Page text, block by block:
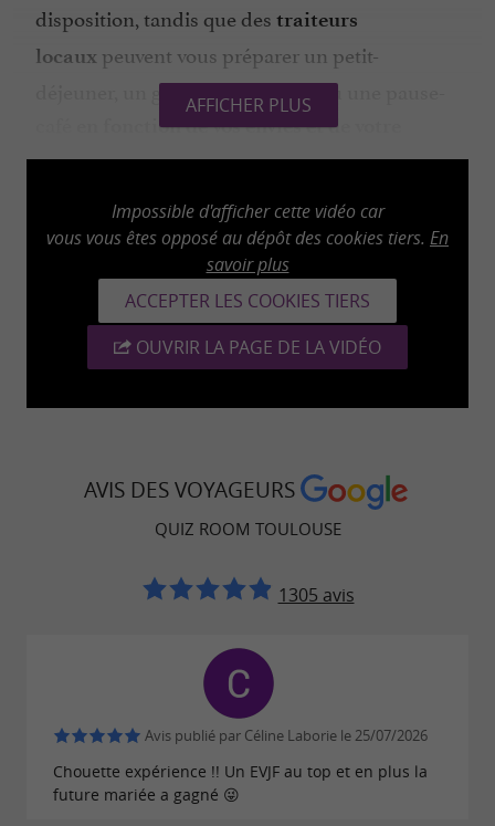
disposition, tandis que des traiteurs
locaux peuvent vous préparer un petit-
déjeuner, un goûter, un cocktail ou une pause-
en fonction de vos envies et de votre
budget. Réservez uneactivité ludiqueà Quiz
collègues à Toulouse.
AFFICHER PLUS
Impossible d'afficher cette vidéo car
vous vous êtes opposé au dépôt des cookies tiers. En
savoir plus
ACCEPTER LES COOKIES TIERS
OUVRIR LA PAGE DE LA VIDÉO
AVIS DES VOYAGEURS
QUIZ ROOM TOULOUSE
1305 avis
Avis publié par Céline Laborie le 25/07/2026
Chouette expérience !! Un EVJF au top et en plus la
future mariée a gagné 😜